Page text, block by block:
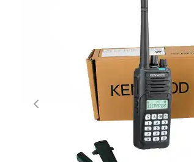
Previous